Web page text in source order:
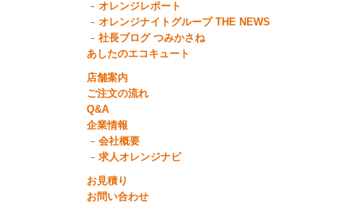
オレンジレポート
オレンジナイトグループ THE NEWS
社長ブログ つみかさね
あしたのエコキュート
店舗案内
ご注文の流れ
Q&A
企業情報
会社概要
求人オレンジナビ
お見積り
お問い合わせ